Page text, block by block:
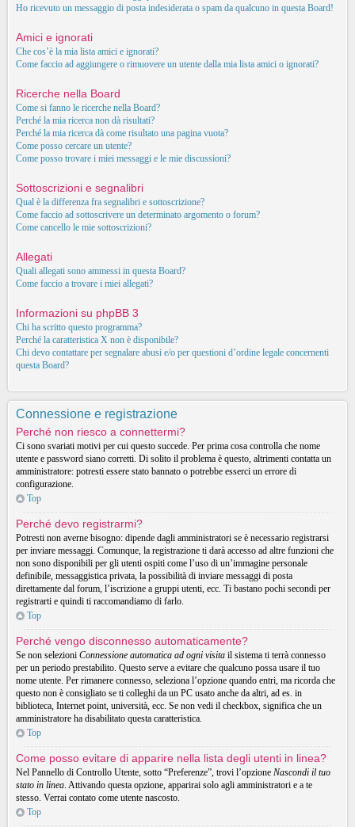
Ho ricevuto un messaggio di posta indesiderata o spam da qualcuno in questa Board!
Amici e ignorati
Che cos’è la mia lista amici e ignorati?
Come faccio ad aggiungere o rimuovere un utente dalla mia lista amici o ignorati?
Ricerche nella Board
Come si fanno le ricerche nella Board?
Perché la mia ricerca non dà risultati?
Perché la mia ricerca dà come risultato una pagina vuota?
Come posso cercare un utente?
Come posso trovare i miei messaggi e le mie discussioni?
Sottoscrizioni e segnalibri
Qual è la differenza fra segnalibri e sottoscrizione?
Come faccio ad sottoscrivere un determinato argomento o forum?
Come cancello le mie sottoscrizioni?
Allegati
Quali allegati sono ammessi in questa Board?
Come faccio a trovare i miei allegati?
Informazioni su phpBB 3
Chi ha scritto questo programma?
Perché la caratteristica X non è disponibile?
Chi devo contattare per segnalare abusi e/o per questioni d’ordine legale concernenti
questa Board?
Connessione e registrazione
Perché non riesco a connettermi?
Ci sono svariati motivi per cui questo succede. Per prima cosa controlla che nome
utente e password siano corretti. Di solito il problema è questo, altrimenti contatta un
amministratore: potresti essere stato bannato o potrebbe esserci un errore di
configurazione.
Top
Perché devo registrarmi?
Potresti non averne bisogno: dipende dagli amministratori se è necessario registrarsi
per inviare messaggi. Comunque, la registrazione ti darà accesso ad altre funzioni che
non sono disponibili per gli utenti ospiti come l’uso di un’immagine personale
definibile, messaggistica privata, la possibilità di inviare messaggi di posta
direttamente dal forum, l’iscrizione a gruppi utenti, ecc. Ti bastano pochi secondi per
registrarti e quindi ti raccomandiamo di farlo.
Top
Perché vengo disconnesso automaticamente?
Se non selezioni Connessione automatica ad ogni visita il sistema ti terrà connesso
per un periodo prestabilito. Questo serve a evitare che qualcuno possa usare il tuo
nome utente. Per rimanere connesso, seleziona l’opzione quando entri, ma ricorda che
questo non è consigliato se ti colleghi da un PC usato anche da altri, ad es. in
biblioteca, Internet point, università, ecc. Se non vedi il checkbox, significa che un
amministratore ha disabilitato questa caratteristica.
Top
Come posso evitare di apparire nella lista degli utenti in linea?
Nel Pannello di Controllo Utente, sotto “Preferenze”, trovi l’opzione Nascondi il tuo
stato in linea. Attivando questa opzione, apparirai solo agli amministratori e a te
stesso. Verrai contato come utente nascosto.
Top